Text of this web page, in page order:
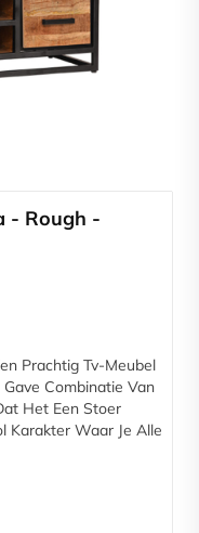
- Rough -
Prachtig Tv-Meubel
Combinatie Van
Het Een Stoer
Karakter Waar Je Alle